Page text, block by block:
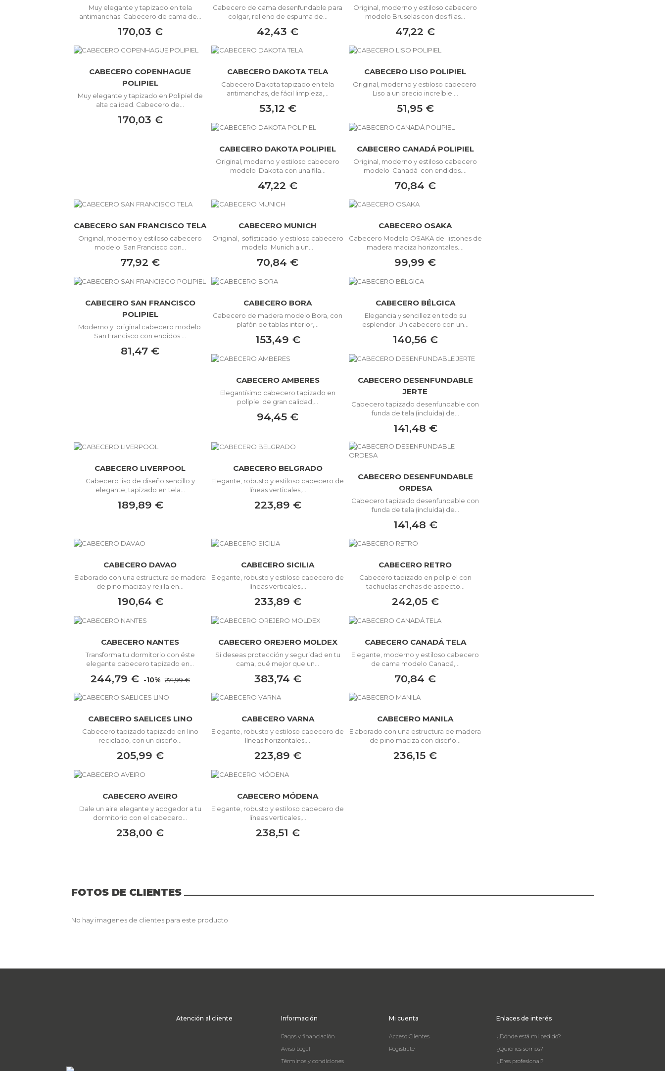
Muy elegante y tapizado en tela
antimanchas. Cabecero de cama de...
170,03 €
Cabecero de cama desenfundable para
colgar, relleno de espuma de...
42,43 €
Original, moderno y estiloso cabecero
modelo Bruselas con dos filas...
47,22 €
CABECERO COPENHAGUE
POLIPIEL
Muy elegante y tapizado en Polipiel de
alta calidad. Cabecero de...
170,03 €
CABECERO DAKOTA TELA
Cabecero Dakota tapizado en tela
antimanchas, de fácil limpieza,...
53,12 €
CABECERO LISO POLIPIEL
Original, moderno y estiloso cabecero
Liso a un precio increíble....
51,95 €
CABECERO DAKOTA POLIPIEL
Original, moderno y estiloso cabecero
modelo Dakota con una fila...
47,22 €
CABECERO CANADÁ POLIPIEL
Original, moderno y estiloso cabecero
modelo Canadá con endidos....
70,84 €
CABECERO SAN FRANCISCO TELA
Original, moderno y estiloso cabecero
modelo San Francisco con...
77,92 €
CABECERO MUNICH
Original, sofisticado y estiloso cabecero
modelo Munich a un...
70,84 €
CABECERO OSAKA
Cabecero Modelo OSAKA de listones de
madera maciza horizontales....
99,99 €
CABECERO SAN FRANCISCO
POLIPIEL
Moderno y original cabecero modelo
San Francisco con endidos....
81,47 €
CABECERO BORA
Cabecero de madera modelo Bora, con
plafón de tablas interior,...
153,49 €
CABECERO BÉLGICA
Elegancia y sencillez en todo su
esplendor. Un cabecero con un...
140,56 €
CABECERO AMBERES
Elegantísimo cabecero tapizado en
polipiel de gran calidad,...
94,45 €
CABECERO DESENFUNDABLE
JERTE
Cabecero tapizado desenfundable con
funda de tela (incluida) de...
141,48 €
CABECERO LIVERPOOL
Cabecero liso de diseño sencillo y
elegante, tapizado en tela...
189,89 €
CABECERO BELGRADO
Elegante, robusto y estiloso cabecero de
líneas verticales,...
223,89 €
CABECERO DESENFUNDABLE
ORDESA
Cabecero tapizado desenfundable con
funda de tela (incluida) de...
141,48 €
CABECERO DAVAO
Elaborado con una estructura de madera
de pino maciza y rejilla en...
190,64 €
CABECERO SICILIA
Elegante, robusto y estiloso cabecero de
líneas verticales,...
233,89 €
CABECERO RETRO
Cabecero tapizado en polipiel con
tachuelas anchas de aspecto...
242,05 €
CABECERO NANTES
Transforma tu dormitorio con éste
elegante cabecero tapizado en...
244,79 € -10% 271,99 €
CABECERO OREJERO MOLDEX
Si deseas protección y seguridad en tu
cama, qué mejor que un...
383,74 €
CABECERO CANADÁ TELA
Elegante, moderno y estiloso cabecero
de cama modelo Canadá,...
70,84 €
CABECERO SAELICES LINO
Cabecero tapizado tapizado en lino
reciclado, con un diseño...
205,99 €
CABECERO VARNA
Elegante, robusto y estiloso cabecero de
líneas horizontales,...
223,89 €
CABECERO MANILA
Elaborado con una estructura de madera
de pino maciza con diseño...
236,15 €
CABECERO AVEIRO
Dale un aire elegante y acogedor a tu
dormitorio con el cabecero...
238,00 €
CABECERO MÓDENA
Elegante, robusto y estiloso cabecero de
líneas verticales,...
238,51 €
FOTOS DE CLIENTES
No hay imagenes de clientes para este producto
Atención al cliente Información
Pagos y financiación
Aviso Legal
Términos y condiciones
Mi cuenta
Acceso Clientes
Registrate
Enlaces de interés
¿Dónde está mi pedido?
¿Quiénes somos?
¿Eres profesional?